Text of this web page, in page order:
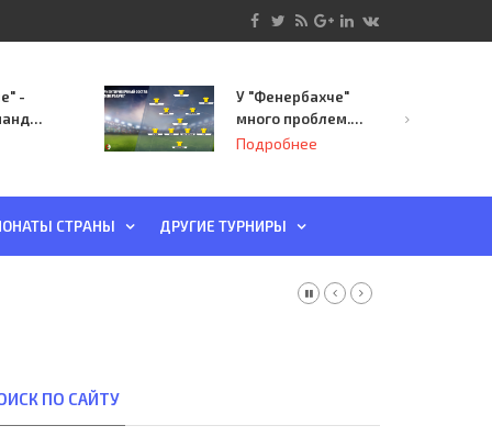
-
У "Фенербахче"
много проблем.
Но он опасен для
Подробнее
СТРАНЫ ДРУГИЕ ТУРНИРЫ
ПО САЙТУ